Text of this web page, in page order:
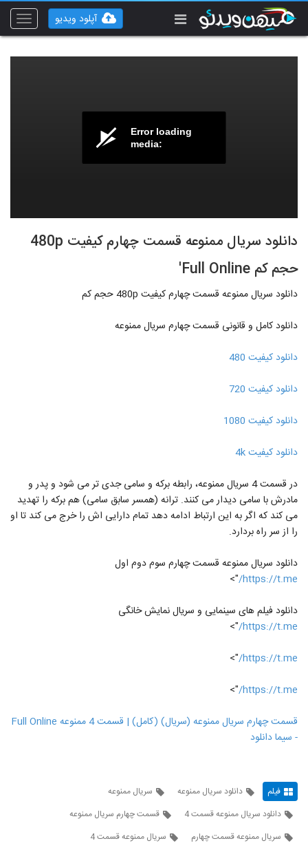
Toggle
آپلود ویدیو
Error loading
media:
دانلود سریال ممنوعه قسمت چهارم کیفیت 480p
حجم کم Full Online'
دانلود سریال ممنوعه قسمت چهارم کیفیت 480p حجم کم
دانلود کامل و قانونی قسمت چهارم سریال ممنوعه
دانلود کیفیت 480
دانلود کیفیت 720
دانلود کیفیت 1080
دانلود کیفیت 4k
در قسمت 4 سریال ممنوعه، رابطه برکه و سامی جدی تر می شود و پدر و
مادرش با سامی دیدار می کنند. ترانه (همسر سابق سامی) هم برکه را تهدید
می کند که اگر به این ارتباط ادامه دهد تمام دارایی اش را خرج می کند تا او
را از سر راه بردارد.
دانلود سریال ممنوعه قسمت چهارم سوم دوم اول
https://t.me/
">
دانلود فیلم های سینمایی و سریال نمایش خانگی
https://t.me/
">
https://t.me/
">
https://t.me/
">
قسمت چهارم سریال ممنوعه (سریال) (کامل) | قسمت 4 ممنوعه Full Online
- سیما دانلود
فیلم دانلود سریال ممنوعه
سریال ممنوعه
دانلود سریال ممنوعه قسمت 4
قسمت چهارم سریال ممنوعه
سریال ممنوعه قسمت چهارم
سریال ممنوعه قسمت 4